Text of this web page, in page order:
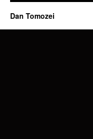
Dan Tomozei